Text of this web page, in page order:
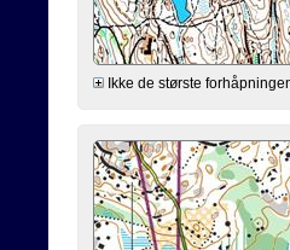
Ikke de største